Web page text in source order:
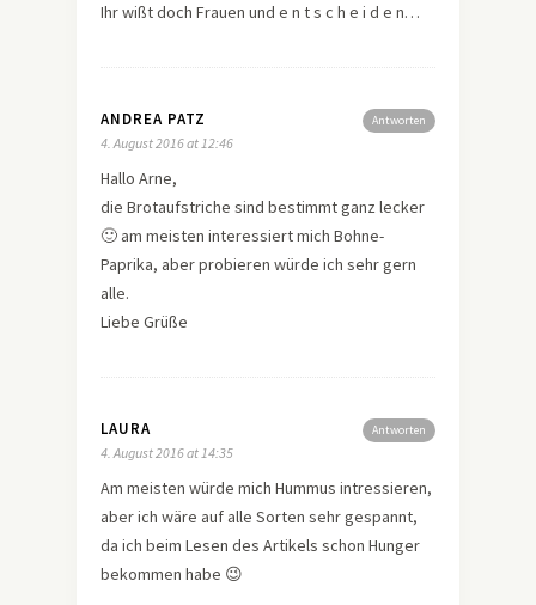
Ihr wißt doch Frauen und e n t s c h e i d e n…
Antworten
ANDREA PATZ
4. August 2016 at 12:46
Hallo Arne,
die Brotaufstriche sind bestimmt ganz lecker
🙂 am meisten interessiert mich Bohne-
Paprika, aber probieren würde ich sehr gern
alle.
Liebe Grüße
Antworten
LAURA
4. August 2016 at 14:35
Am meisten würde mich Hummus intressieren,
aber ich wäre auf alle Sorten sehr gespannt,
da ich beim Lesen des Artikels schon Hunger
bekommen habe 😉